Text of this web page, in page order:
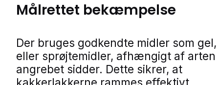
Målrettet bekæmpelse
Der bruges godkendte midler som
eller sprøjtemidler, afhængigt af arten
angrebet sidder. Dette sikrer, at